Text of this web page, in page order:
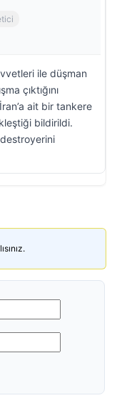
ile düşman
çıktığını
ait bir tankere
bildirildi.
destroyerini